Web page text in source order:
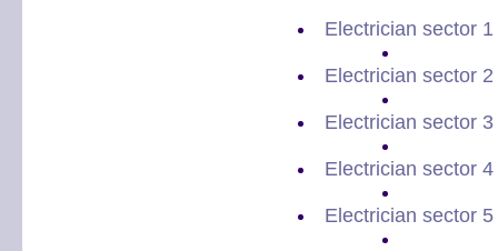
Electrician sector 1
Electrician sector 2
Electrician sector 3
Electrician sector 4
Electrician sector 5